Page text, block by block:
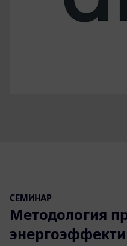
СЕМИНАР
Методология